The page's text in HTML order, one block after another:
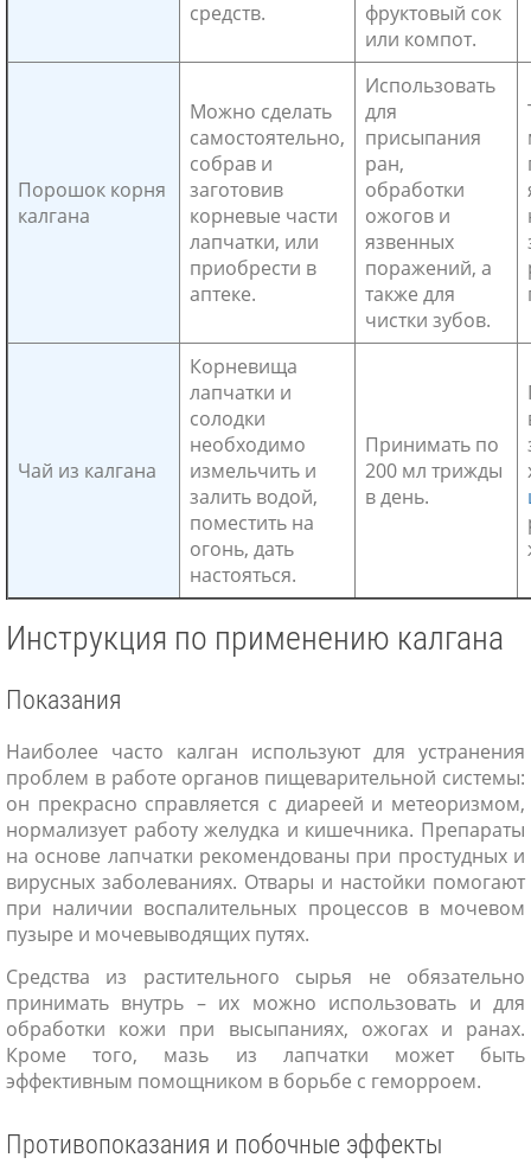
средств.
фруктовый сок
или компот.
Порошок корня
калгана
Можно сделать
самостоятельно,
собрав и
заготовив
корневые части
лапчатки, или
приобрести в
аптеке.
Использовать
для
присыпания
ран,
обработки
ожогов и
язвенных
поражений, а
также для
чистки зубов.
Чай из калгана
Корневища
лапчатки и
солодки
необходимо
измельчить и
залить водой,
поместить на
огонь, дать
настояться.
Принимать по
200 мл трижды
в день.
Инструкция по применению калгана
Показания
Наиболее часто калган используют для устранения
проблем в работе органов пищеварительной системы:
он прекрасно справляется с диареей и метеоризмом,
нормализует работу желудка и кишечника. Препараты
на основе лапчатки рекомендованы при простудных и
вирусных заболеваниях. Отвары и настойки помогают
при наличии воспалительных процессов в мочевом
пузыре и мочевыводящих путях.
Средства из растительного сырья не обязательно
принимать внутрь – их можно использовать и для
обработки кожи при высыпаниях, ожогах и ранах.
Кроме того, мазь из лапчатки может быть
эффективным помощником в борьбе с геморроем.
Противопоказания и побочные эффекты